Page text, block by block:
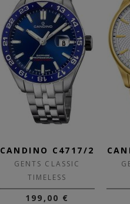
CANDINO C4717/2
GENTS CLASSIC
TIMELESS
199,00 €